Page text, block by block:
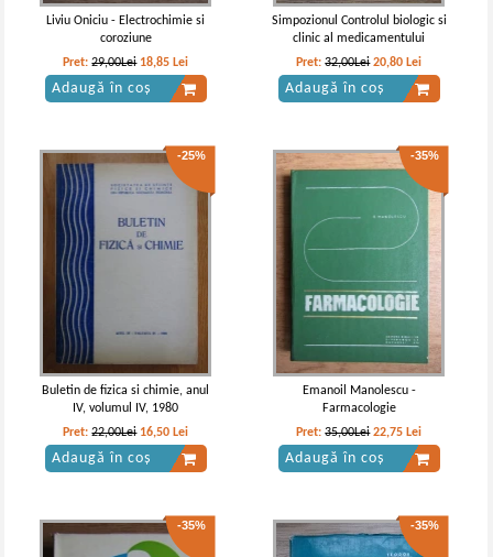
C. D. Nenitescu - Tratat elementar
C. D. Nenitescu - Chimia organica
(volumul 2)
Liviu Oniciu - Electrochimie si
coroziune
Pret:29,00Lei 18,85 Lei
Adaugă în coș
Simpozionul Controlul biologic si
clinic al medicamentului
Pret:32,00Lei 20,80 Lei
Adaugă în coș
-25%
Buletin de fizica si chimie, anul
IV, volumul IV, 1980
Pret:22,00Lei 16,50 Lei
Adaugă în coș
-35%
Emanoil Manolescu -
Farmacologie
Pret:35,00Lei 22,75 Lei
Adaugă în coș
-35% -35%